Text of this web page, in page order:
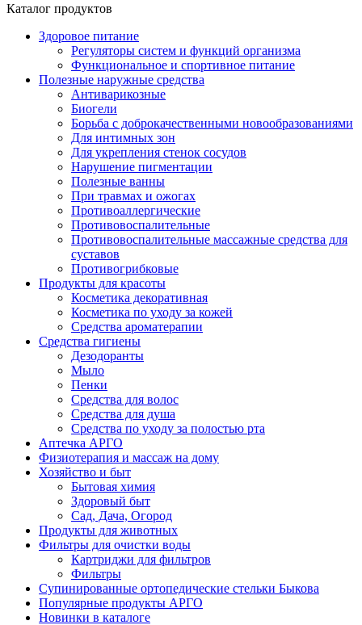
Каталог продуктов
Здоровое питание
Регуляторы систем и функций организма
Функциональное и спортивное питание
Полезные наружные средства
Антиварикозные
Биогели
Борьба с доброкачественными новообразованиями
Для интимных зон
Для укрепления стенок сосудов
Нарушение пигментации
Полезные ванны
При травмах и ожогах
Противоаллергические
Противовоспалительные
Противовоспалительные массажные средства для
суставов
Противогрибковые
Продукты для красоты
Косметика декоративная
Косметика по уходу за кожей
Средства ароматерапии
Средства гигиены
Дезодоранты
Мыло
Пенки
Средства для волос
Средства для душа
Средства по уходу за полостью рта
Аптечка АРГО
Физиотерапия и массаж на дому
Хозяйство и быт
Бытовая химия
Здоровый быт
Сад, Дача, Огород
Продукты для животных
Фильтры для очистки воды
Картриджи для фильтров
Фильтры
Супинированные ортопедические стельки Быкова
Популярные продукты АРГО
Новинки в каталоге